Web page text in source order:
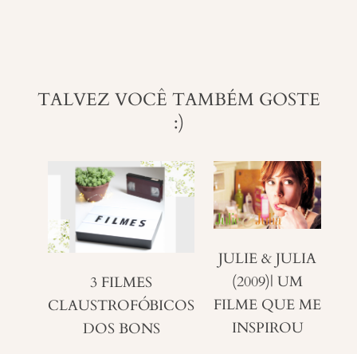
TALVEZ VOCÊ TAMBÉM GOSTE
:)
3 FILMES
CLAUSTROFÓBICOS
DOS BONS
JULIE & JULIA
(2009)| UM
FILME QUE ME
INSPIROU